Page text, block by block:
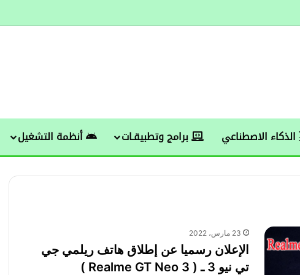
الذكاء الاصطناعي برامج وتطبيقـات أنظمة التشغيل
23 مارس، 2022
الإعلان رسميا عن إطلاق هاتف ريلمي جي
تي نيو 3 ـ ( Realme GT Neo 3 )